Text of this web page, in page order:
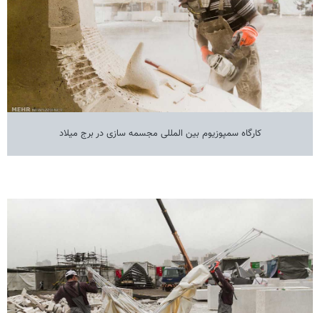
کارگاه سمپوزیوم بین المللی مجسمه سازی در برج میلاد